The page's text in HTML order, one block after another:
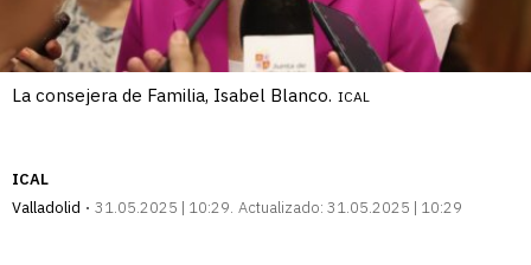
La consejera de Familia, Isabel Blanco. ICAL
ICAL
Valladolid
31.05.2025 | 10:29 Actualizado: 31.05.2025 | 10:29